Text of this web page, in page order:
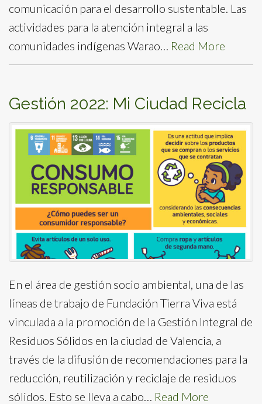
comunicación para el desarrollo sustentable. Las
actividades para la atención integral a las
comunidades indígenas Warao… Read More
Gestión 2022: Mi Ciudad Recicla
En el área de gestión socio ambiental, una de las
líneas de trabajo de Fundación Tierra Viva está
vinculada a la promoción de la Gestión Integral de
Residuos Sólidos en la ciudad de Valencia, a
través de la difusión de recomendaciones para la
reducción, reutilización y reciclaje de residuos
sólidos. Esto se lleva a cabo… Read More